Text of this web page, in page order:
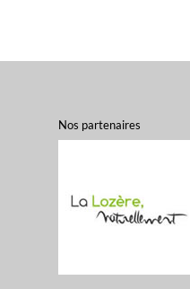
Nos partenaires